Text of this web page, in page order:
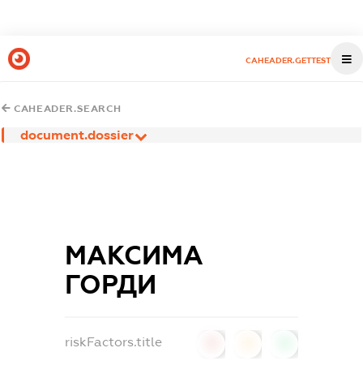
CAHEADER.GETTEST
CAHEADER.SEARCH
document.dossier
МАКСИМА
ГОРДИ
riskFactors.title